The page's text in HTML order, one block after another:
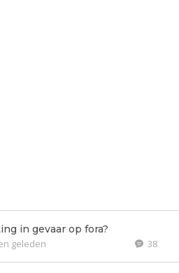
in gevaar op fora?
geleden 38